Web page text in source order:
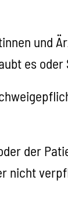
und
es oder
der
nicht